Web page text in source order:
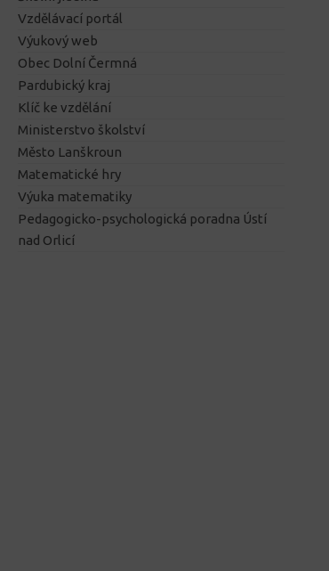
Vzdělávací portál
Výukový web
Obec Dolní Čermná
Pardubický kraj
Klíč ke vzdělání
Ministerstvo školství
Město Lanškroun
Matematické hry
Výuka matematiky
Pedagogicko-psychologická poradna Ústí
nad Orlicí